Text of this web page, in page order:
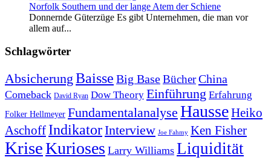
Norfolk Southern und der lange Atem der Schiene
Donnernde Güterzüge Es gibt Unternehmen, die man vor
allem auf...
Schlagwörter
Absicherung Baisse Big BaseBücherChina
Comeback David Ryan Dow Theory Einführung Erfahrung
Folker Hellmeyer Fundamentalanalyse HausseHeiko
Aschoff IndikatorInterview Joe Fahmy Ken Fisher
KriseKurioses Larry Williams Liquidität